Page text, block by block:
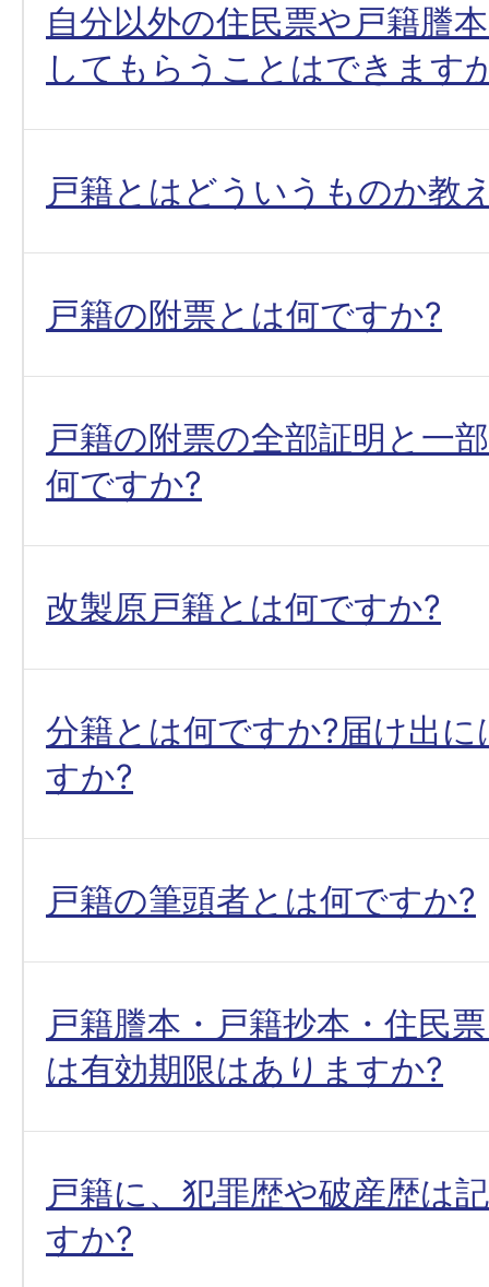
自分以外の住民票や戸籍謄
してもらうことはできます
戸籍とはどういうものか教
戸籍の附票とは何ですか?
戸籍の附票の全部証明と一
何ですか?
改製原戸籍とは何ですか?
分籍とは何ですか?届け出
すか?
戸籍の筆頭者とは何ですか?
戸籍謄本・戸籍抄本・住民
は有効期限はありますか?
戸籍に、犯罪歴や破産歴は
すか?